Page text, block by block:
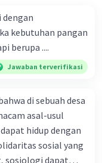
kebutuhan pangan
berupa ....
Jawaban terverifikasi
di sebuah desa
asal-usul
hidup dengan
sosial yang
sosiologi dapat